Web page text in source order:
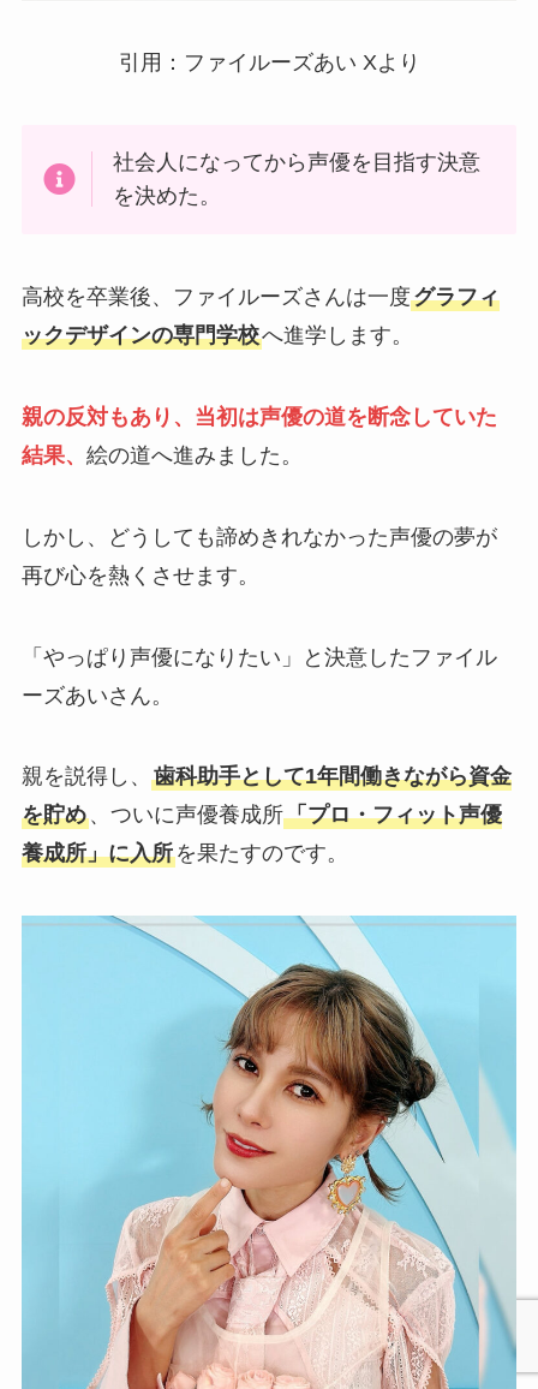
引用：ファイルーズあい Xより
社会人になってから声優を目指す決意
を決めた。
高校を卒業後、ファイルーズさんは一度グラフィ
ックデザインの専門学校へ進学します。
親の反対もあり、当初は声優の道を断念していた
結果、 絵の道へ進みました。
しかし、どうしても諦めきれなかった声優の夢が
再び心を熱くさせます。
「やっぱり声優になりたい」と決意したファイル
ーズあいさん。
親を説得し、 歯科助手として1年間働きながら資金
を貯め、ついに声優養成所「プロ・フィット声優
養成所」に入所を果たすのです。